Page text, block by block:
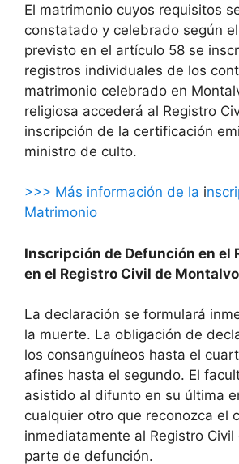
El matrimonio cuyos requisitos
constatado y celebrado según
previsto en el artículo 58 se
registros individuales de los
matrimonio celebrado en
religiosa accederá al Registro
inscripción de la certificación
ministro de culto.
>>> Más información de la i
Matrimonio
Inscripción de Defunción en el
en el Registro Civil de
La declaración se formulará
la muerte. La obligación de
los consanguíneos hasta el
afines hasta el segundo. El
asistido al difunto en su última
cualquier otro que reconozca el
inmediatamente al Registro
parte de defunción.